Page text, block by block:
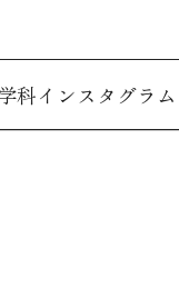
科インスタグラム